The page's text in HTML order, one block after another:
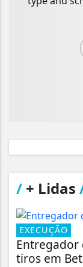
/ + Lidas
EXECUÇÃO
Entregador
tiros em